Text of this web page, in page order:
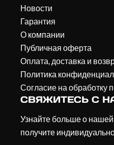
Новости
Гарантия
О компании
Публичная оферта
Оплата, доставка и
Политика
Согласие на обработку
СВЯЖИТЕСЬ С
Узнайте больше о
получите